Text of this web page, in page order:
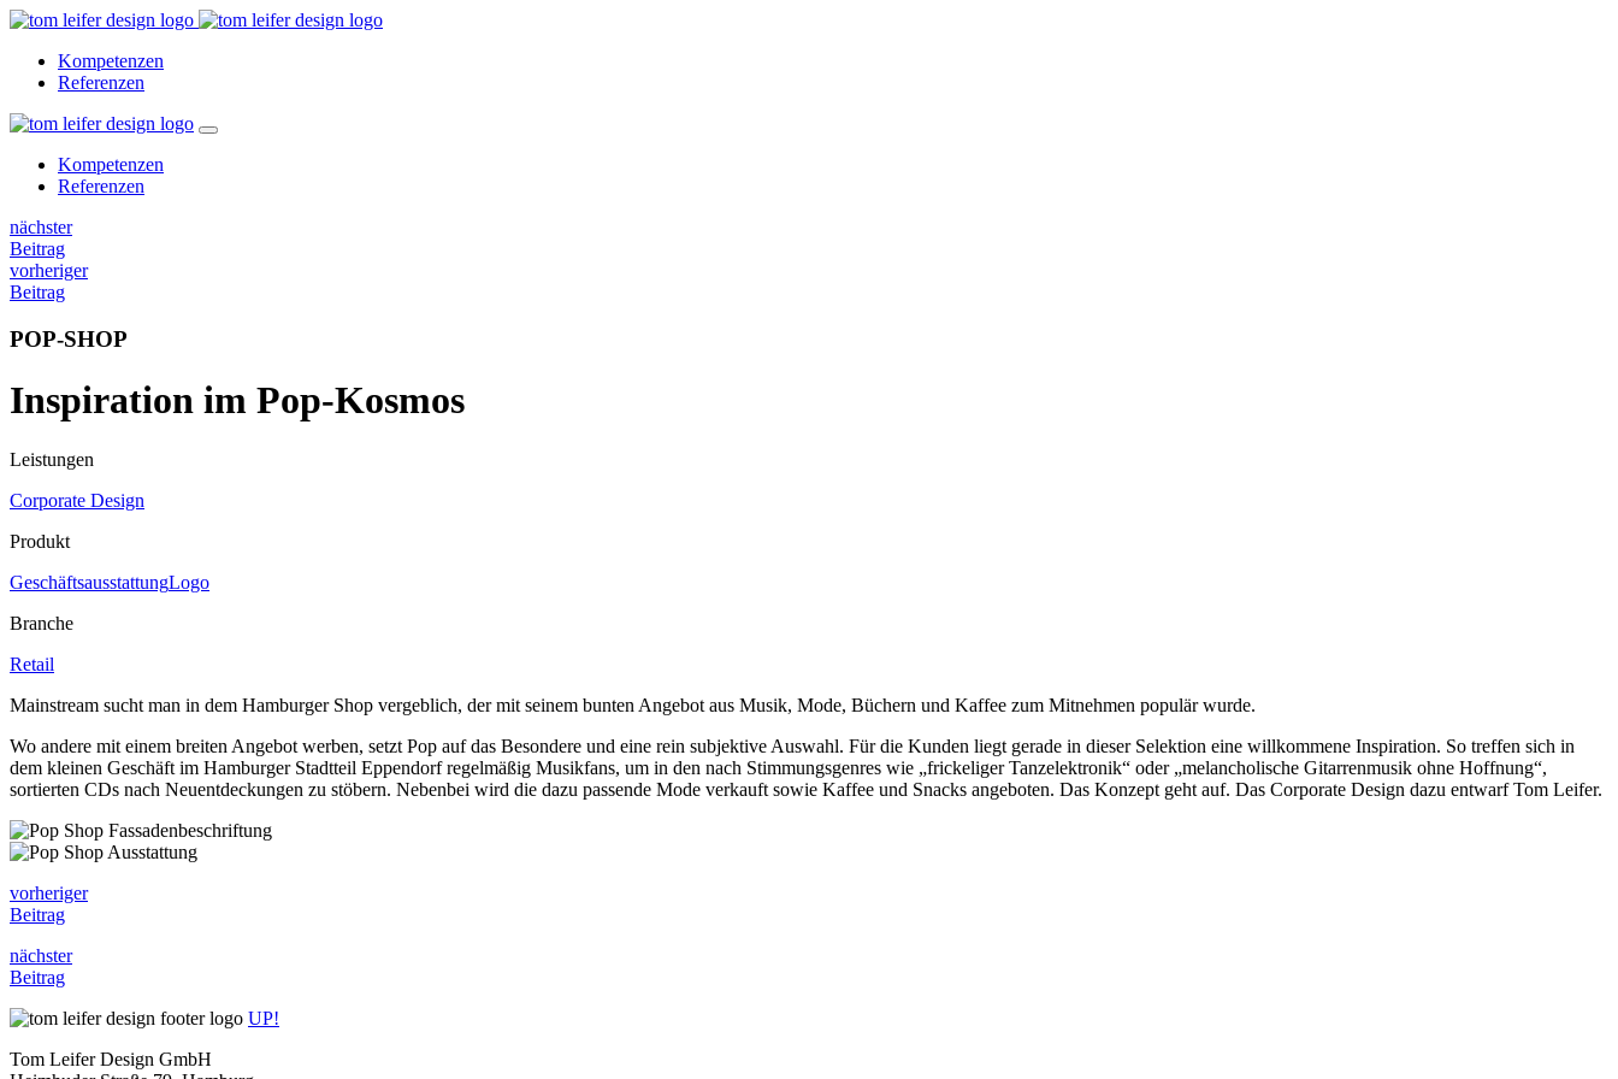
Kompetenzen
Referenzen
Kompetenzen
Referenzen
nächster
Beitrag
vorheriger
Beitrag
POP-SHOP
Inspiration im Pop-Kosmos
Leistungen
Corporate Design
Produkt
GeschäftsausstattungLogo
Branche
Retail
Mainstream sucht man in dem Hamburger Shop vergeblich, der mit seinem bunten Angebot aus Musik, Mode, Büchern und Kaffee zum Mitnehmen populär wurde.
Wo andere mit einem breiten Angebot werben, setzt Pop auf das Besondere und eine rein subjektive Auswahl. Für die Kunden liegt gerade in dieser Selektion eine willkommene Inspiration. So treffen sich in
dem kleinen Geschäft im Hamburger Stadtteil Eppendorf regelmäßig Musikfans, um in den nach Stimmungsgenres wie „frickeliger Tanzelektronik“ oder „melancholische Gitarrenmusik ohne Hoffnung“,
sortierten CDs nach Neuentdeckungen zu stöbern. Nebenbei wird die dazu passende Mode verkauft sowie Kaffee und Snacks angeboten. Das Konzept geht auf. Das Corporate Design dazu entwarf Tom Leifer.
vorheriger
Beitrag
nächster
Beitrag
UP!
Tom Leifer Design GmbH